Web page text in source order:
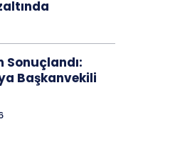
Sonuçlandı:
Başkanvekili